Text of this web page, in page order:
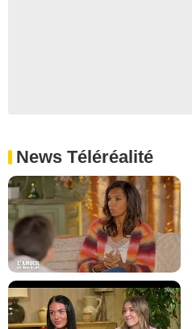
News Téléréalité